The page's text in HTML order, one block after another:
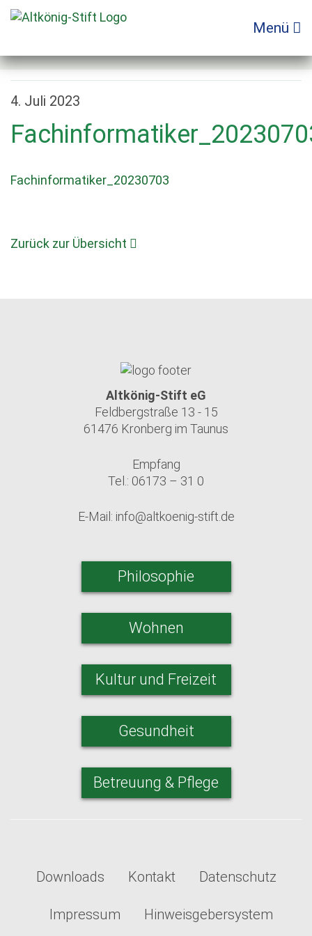
Zum
Inhalt
Menü
4. Juli 2023
Fachinformatiker_20230703
Zurück zur Übersicht
Altkönig-Stift eG
Feldbergstraße 13 - 15
61476 Kronberg im Taunus
Empfang
Tel.: 06173 – 31 0
E-Mail: info@altkoenig-stift.de
Philosophie
Wohnen
Kultur und Freizeit
Gesundheit
Betreuung & Pflege
Downloads Kontakt Datenschutz
Impressum Hinweisgebersystem